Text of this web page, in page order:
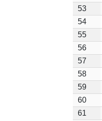
53
54
55
56
57
58
59
60
61